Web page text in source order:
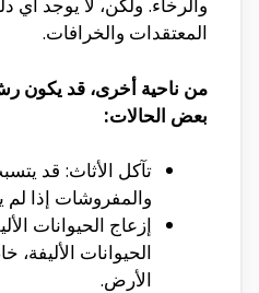
المعتقدات والخرافات.
من ناحية أخرى، قد يكون
بعض الحالات:
تآكل الأثاث: قد
والمفروشات إذا
إزعاج الحيوانات
الحيوانات
الأرض.